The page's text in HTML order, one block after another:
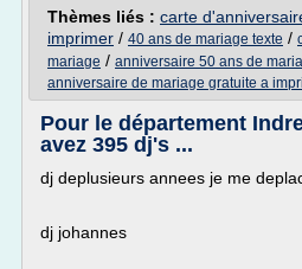
Thèmes liés : carte
imprimer / 40 ans de mariage texte /
mariage / anniversaire 50 ans de
anniversaire de mariage gratuite a
Pour le département
avez 395 dj's ...
dj deplusieurs annees je me
dj johannes